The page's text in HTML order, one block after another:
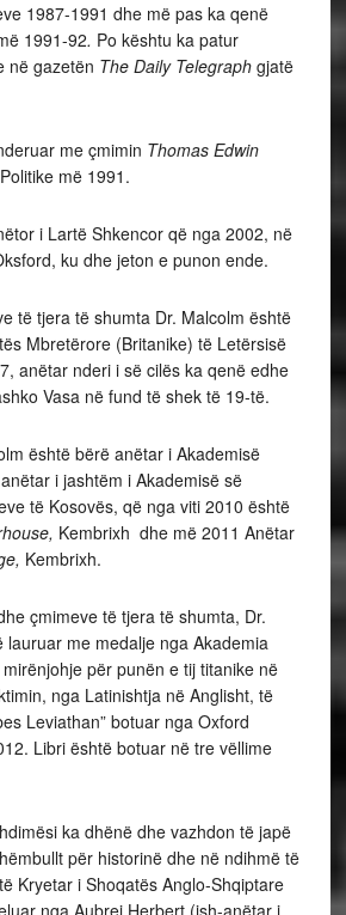
1987-1991 dhe më pas ka qenë
1991-92. Po kështu ka patur
në gazetën The Daily Telegraphgjatë
me çmimin Thomas Edwin
më 1991.
i Lartë Shkencor që nga 2002, në
ku dhe jeton e punon ende.
të tjera të shumta Dr. Malcolm është
Mbretërore (Britanike) të Letërsisë
anëtar nderi i së cilës ka qenë edhe
Vasa në fund të shek të 19-të.
është bërë anëtar i Akademisë
i jashtëm i Akademisë së
të Kosovës, që nga viti 2010 është
Kembrixh dhe më 2011 Anëtar
Kembrixh.
çmimeve të tjera të shumta, Dr.
lauruar me medalje nga Akademia
për punën e tij titanike në
nga Latinishtja në Anglisht, të
Leviathan” botuar nga Oxford
Libri është botuar në tre vëllime
ka dhënë dhe vazhdon të japë
për historinë dhe në ndihmë të
Kryetar i Shoqatës Anglo-Shqiptare
nga Aubrej Herbert (ish-anëtar i